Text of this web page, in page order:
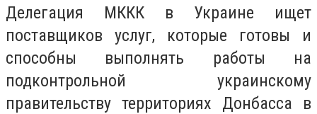
Делегация МККК в Украине ищет
поставщиков услуг, которые готовы и
способны выполнять работы на
подконтрольной украинскому
правительству территориях Донбасса в